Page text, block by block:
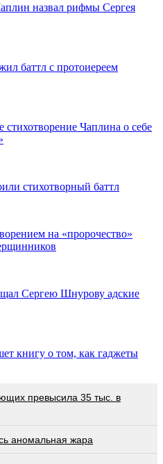
назвал рифмы Сергея
баттл с протоиереем
стихотворение Чаплина о себе
стихотворный баттл
на «пророчество»
Сергею Шнурову адские
книгу о том, как гаджеты
превысила 35 тыс. в
аномальная жара